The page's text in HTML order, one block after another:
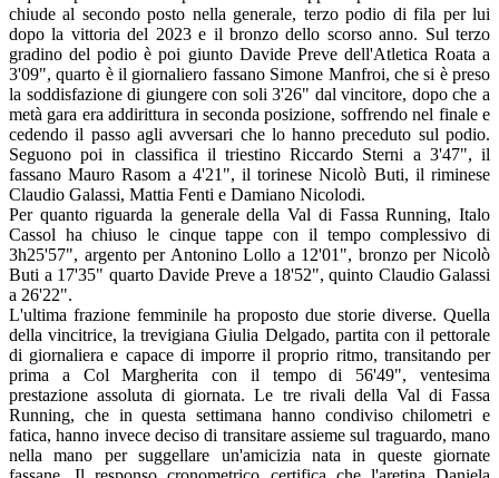
chiude al secondo posto nella generale, terzo podio di fila per lui
dopo la vittoria del 2023 e il bronzo dello scorso anno. Sul terzo
gradino del podio è poi giunto Davide Preve dell'Atletica Roata a
3'09", quarto è il giornaliero fassano Simone Manfroi, che si è preso
la soddisfazione di giungere con soli 3'26" dal vincitore, dopo che a
metà gara era addirittura in seconda posizione, soffrendo nel finale e
cedendo il passo agli avversari che lo hanno preceduto sul podio.
Seguono poi in classifica il triestino Riccardo Sterni a 3'47", il
fassano Mauro Rasom a 4'21", il torinese Nicolò Buti, il riminese
Claudio Galassi, Mattia Fenti e Damiano Nicolodi.
Per quanto riguarda la generale della Val di Fassa Running, Italo
Cassol ha chiuso le cinque tappe con il tempo complessivo di
3h25'57", argento per Antonino Lollo a 12'01", bronzo per Nicolò
Buti a 17'35" quarto Davide Preve a 18'52", quinto Claudio Galassi
a 26'22".
L'ultima frazione femminile ha proposto due storie diverse. Quella
della vincitrice, la trevigiana Giulia Delgado, partita con il pettorale
di giornaliera e capace di imporre il proprio ritmo, transitando per
prima a Col Margherita con il tempo di 56'49", ventesima
prestazione assoluta di giornata. Le tre rivali della Val di Fassa
Running, che in questa settimana hanno condiviso chilometri e
fatica, hanno invece deciso di transitare assieme sul traguardo, mano
nella mano per suggellare un'amicizia nata in queste giornate